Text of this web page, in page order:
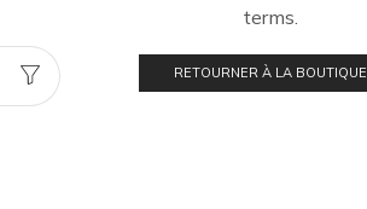
terms.
RETOURNER À LA BOUTIQUE